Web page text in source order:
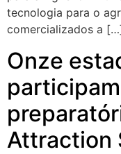
tecnologia para o
comercializados a
Onze
Attraction